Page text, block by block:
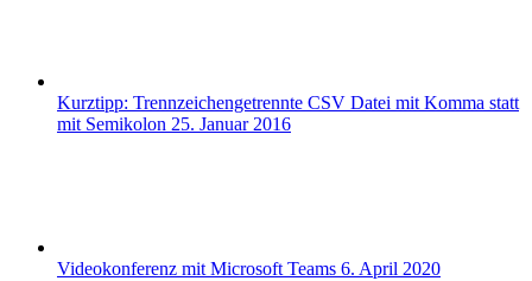
Kurztipp: Trennzeichengetrennte CSV Datei mit Komma statt
mit Semikolon 25. Januar 2016
Videokonferenz mit Microsoft Teams 6. April 2020